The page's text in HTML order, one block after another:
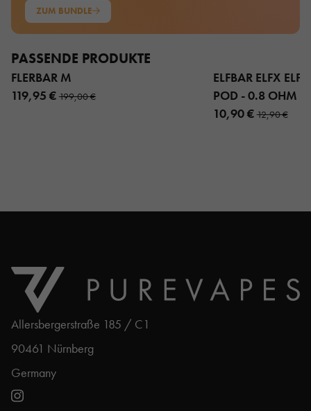
ZUM BUNDLE
PASSENDE PRODUKTE
FLERBAR M
119,95 € 199,00 €
ELFBAR ELFX
POD - 0.8 OHM 3
10,90 €12,90 €
Allersbergerstraße 185 / C1
90461 Nürnberg
Germany